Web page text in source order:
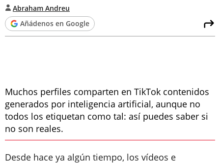
Abraham Andreu
Añádenos en Google
Muchos perfiles comparten en TikTok contenidos
generados por inteligencia artificial, aunque no
todos los etiquetan como tal: así puedes saber si
no son reales.
Desde hace ya algún tiempo, los vídeos e